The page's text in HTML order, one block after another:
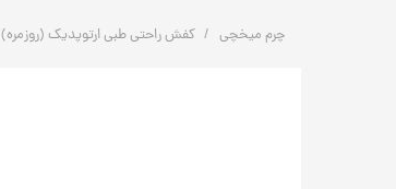
چرم میخچی کفش راحتی طبی ارتوپدیک (روزمره)